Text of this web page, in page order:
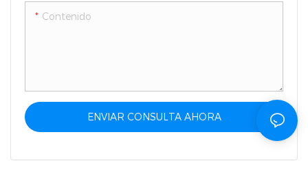
Contenido
ENVIAR CONSULTA AHORA